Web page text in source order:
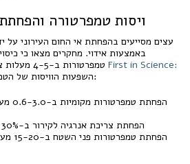
ויסות טמפרטורה
עצים מסייעים בהפחתת אי החום העירוני על
First in Science:
.השפעות הוויסות של הטמפרטורה כוללות:
הפחתת צריכת אנרגיה לקירור ב-30% עבור מבנים מוצללים